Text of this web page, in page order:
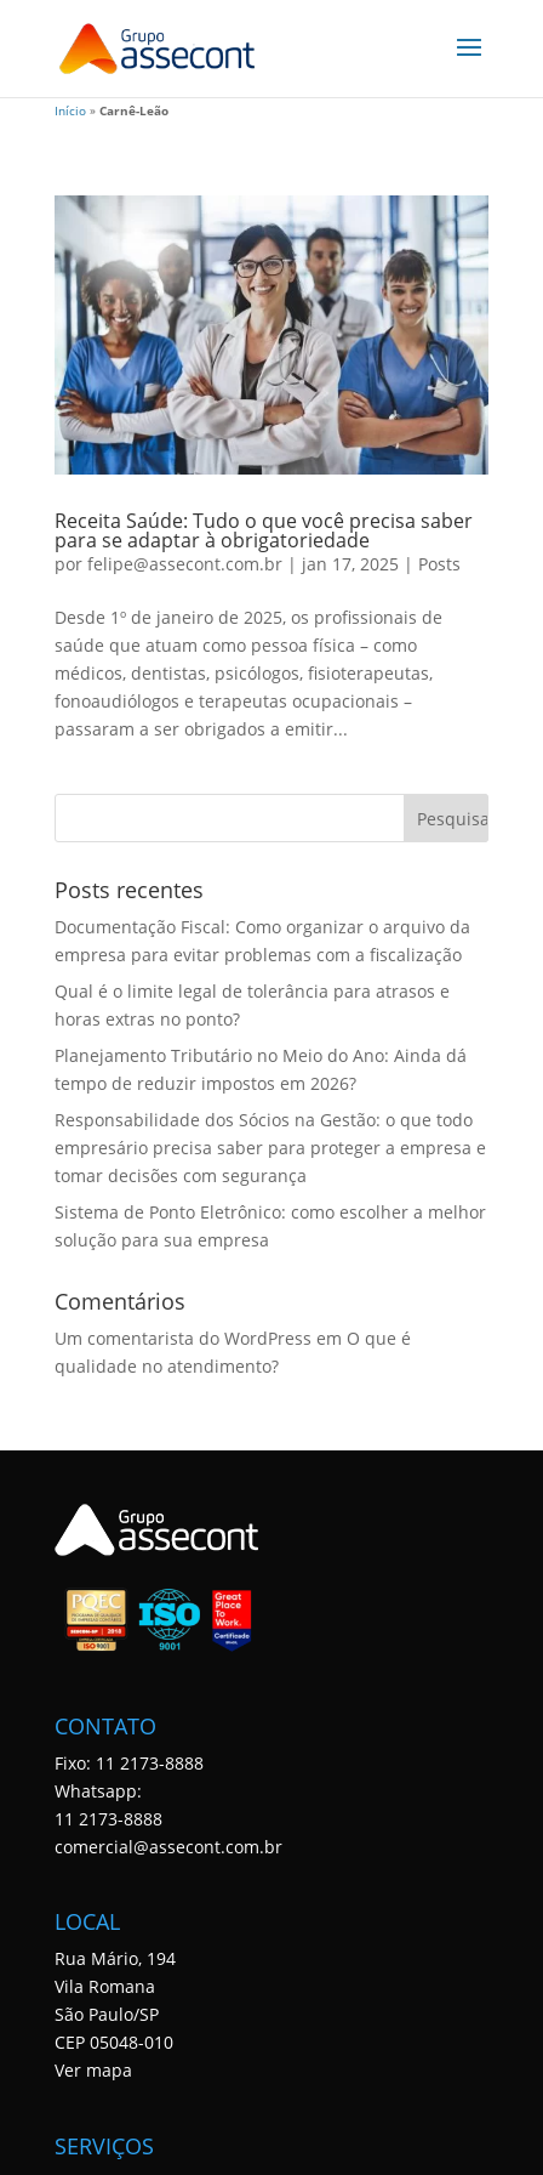
Início» Carnê-Leão
Receita Saúde: Tudo o que você precisa saber
para se adaptar à obrigatoriedade
por felipe@assecont.com.br| jan 17, 2025 | Posts
Desde 1º de janeiro de 2025, os profissionais de
saúde que atuam como pessoa física – como
médicos, dentistas, psicólogos, fisioterapeutas,
fonoaudiólogos e terapeutas ocupacionais –
passaram a ser obrigados a emitir...
Posts recentes
Documentação Fiscal: Como organizar o arquivo da
empresa para evitar problemas com a fiscalização
Qual é o limite legal de tolerância para atrasos e
horas extras no ponto?
Planejamento Tributário no Meio do Ano: Ainda dá
tempo de reduzir impostos em 2026?
Responsabilidade dos Sócios na Gestão: o que todo
empresário precisa saber para proteger a empresa e
tomar decisões com segurança
Sistema de Ponto Eletrônico: como escolher a melhor
solução para sua empresa
Comentários
Um comentarista do WordPress em O que é
qualidade no atendimento?
CONTATO
Fixo: 11 2173-8888
Whatsapp:
11 2173-8888
comercial@assecont.com.br
LOCAL
Rua Mário, 194
Vila Romana
São Paulo/SP
CEP 05048-010
Ver mapa
SERVIÇOS